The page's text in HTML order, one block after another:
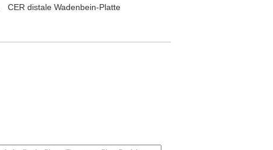
CER distale Wadenbein-Platte